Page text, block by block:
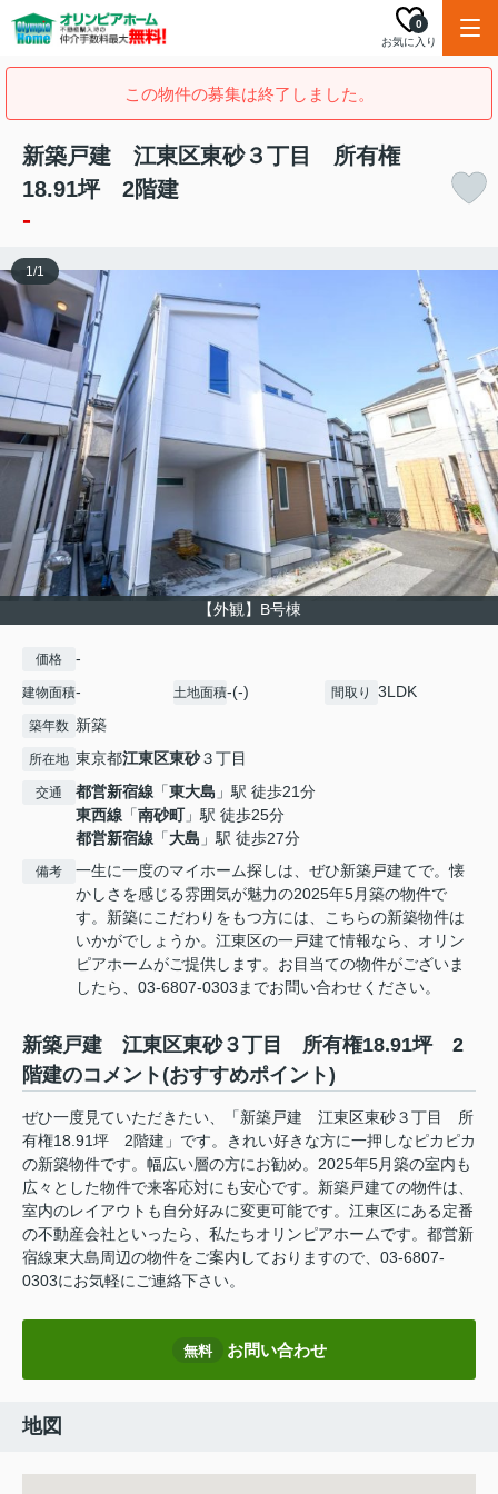
お気に入り
0
この物件の募集は終了しました。
新築戸建 江東区東砂３丁目 所有権
18.91坪 2階建
-
【外観】B号棟
1/1
価格 -
建物面積- 土地面積-(-) 間取り 3LDK
築年数 新築
所在地 東京都江東区東砂３丁目
交通 都営新宿線 「東大島 」駅 徒歩21分
東西線 「南砂町」駅 徒歩25分
都営新宿線 「大島 」駅 徒歩27分
備考
一生に一度のマイホーム探しは、ぜひ新築戸建てで。懐
かしさを感じる雰囲気が魅力の2025年5月築の物件で
す。新築にこだわりをもつ方には、こちらの新築物件は
いかがでしょうか。江東区の一戸建て情報なら、オリン
ピアホームがご提供します。お目当ての物件がございま
したら、03-6807-0303までお問い合わせください。
新築戸建 江東区東砂３丁目 所有権18.91坪 2
階建のコメント(おすすめポイント)
ぜひ一度見ていただきたい、「新築戸建 江東区東砂３丁目 所
有権18.91坪 2階建」です。きれい好きな方に一押しなピカピカ
の新築物件です。幅広い層の方にお勧め。2025年5月築の室内も
広々とした物件で来客応対にも安心です。新築戸建ての物件は、
室内のレイアウトも自分好みに変更可能です。江東区にある定番
の不動産会社といったら、私たちオリンピアホームです。都営新
宿線東大島周辺の物件をご案内しておりますので、03-6807-
0303にお気軽にご連絡下さい。
無料 お問い合わせ
地図